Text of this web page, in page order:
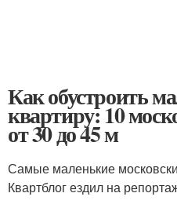
Как обустроить
квартиру: 10
от 30 до 45 м
Самые маленькие
Квартблог ездил на